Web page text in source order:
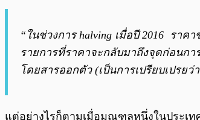
“ในช่วงการ halving เมื่อปี 2016 ราค
รายการที่ราคาจะกลับมาถึงจุดก่อนก
โดยสารออกตัว (เป็นการเปรียบเปรยว่
แต่อย่างไรก็ตามเมื่อมณฑลหนึ่งในประเ